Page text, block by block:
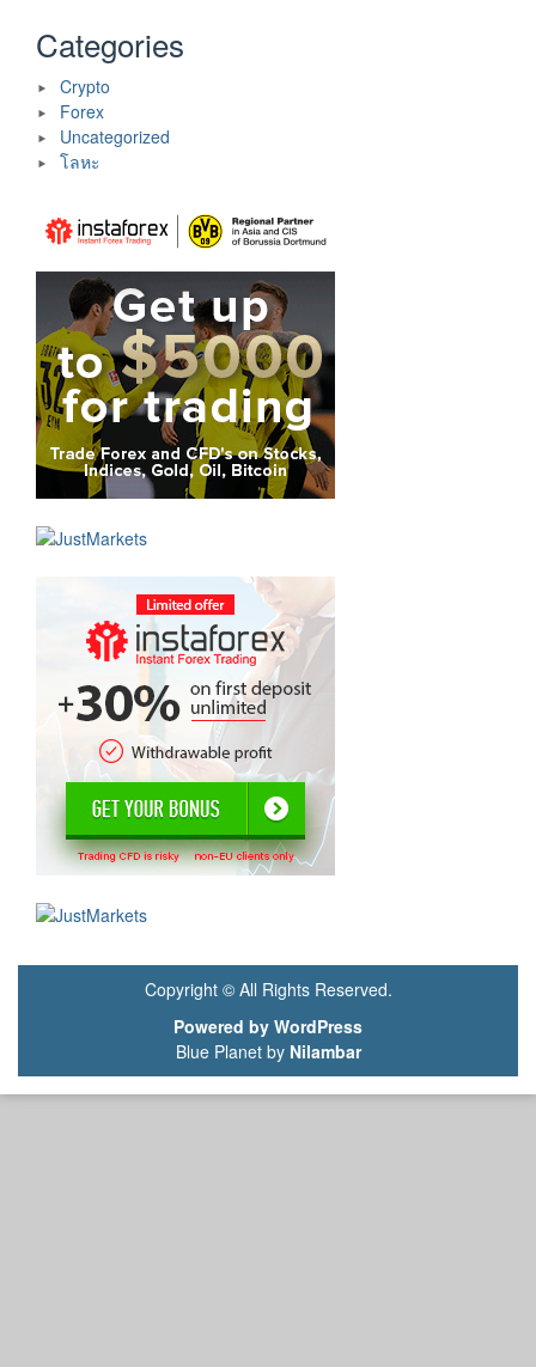
Categories
Crypto
Forex
Uncategorized
โลหะ
Copyright © All Rights Reserved.
Powered by WordPress
Blue Planet by Nilambar